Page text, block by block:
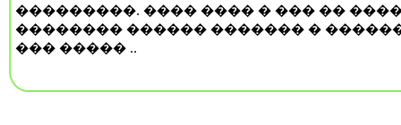
���������. ���� ���� � ��� ��
�������� ������ ������� �
��� ����� ..